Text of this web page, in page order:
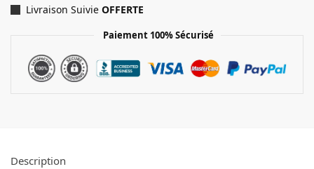
Livraison Suivie OFFERTE
Paiement 100% Sécurisé
Description